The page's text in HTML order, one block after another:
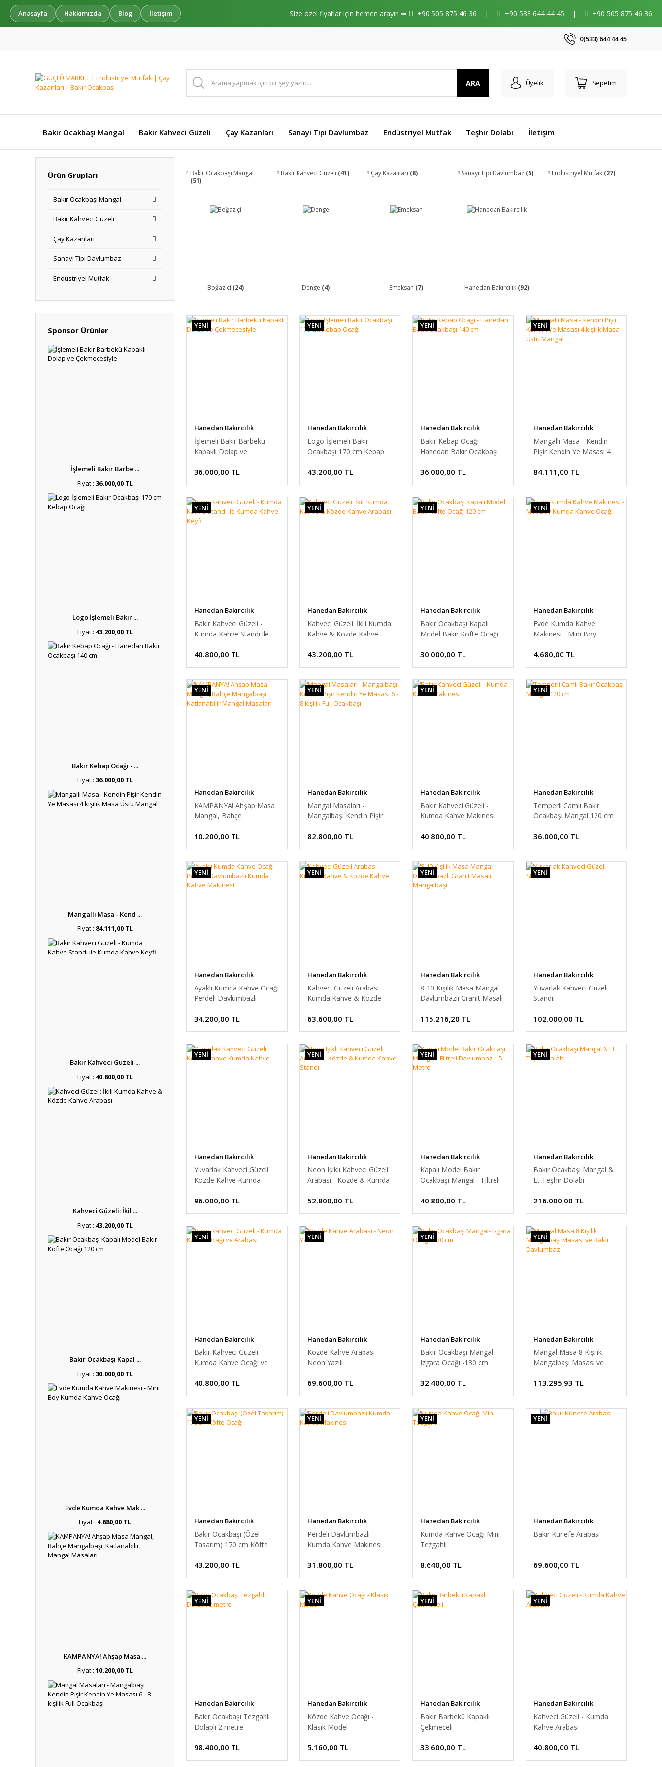
Anasayfa Hakkımızda Blog İletişim Size özel fiyatlar için hemen arayın ⇒ +90 505 875 46 36 | +90 533 644 44 45 | +90 505 875 46 36
0(533) 644 44 45
ARA Üyelik Sepetim
Bakır Ocakbaşı Mangal Bakır Kahveci Güzeli Çay Kazanları Sanayi Tipi Davlumbaz Endüstriyel Mutfak Teşhir Dolabı İletişim
Ürün Grupları
Bakır Ocakbaşı Mangal
Bakır Kahveci Güzeli
Çay Kazanları
Sanayi Tipi Davlumbaz
Endüstriyel Mutfak
Sponsor Ürünler
İşlemeli Bakır Barbe ...
Fiyat : 36.000,00 TL
Logo İşlemeli Bakır ...
Fiyat : 43.200,00 TL
Bakır Kebap Ocağı - ...
Fiyat : 36.000,00 TL
Mangallı Masa - Kend ...
Fiyat : 84.111,00 TL
Bakır Kahveci Güzeli ...
Fiyat : 40.800,00 TL
Kahveci Güzeli: İkil ...
Fiyat : 43.200,00 TL
Bakır Ocakbaşı Kapal ...
Fiyat : 30.000,00 TL
Evde Kumda Kahve Mak ...
Fiyat : 4.680,00 TL
KAMPANYA! Ahşap Masa ...
Fiyat : 10.200,00 TL
Bakır Ocakbaşı Mangal
(51)
Bakır Kahveci Güzeli (41) Çay Kazanları (8) Sanayi Tipi Davlumbaz (5) Endüstriyel Mutfak (27)
Boğaziçi (24) Denge (4) Emeksan (7) Hanedan Bakırcılık (92)
YENİ
Hanedan Bakırcılık
İşlemeli Bakır Barbekü
Kapaklı Dolap ve
36.000,00 TL
YENİ
Hanedan Bakırcılık
Logo İşlemeli Bakır
Ocakbaşı 170 cm Kebap
43.200,00 TL
YENİ
Hanedan Bakırcılık
Bakır Kebap Ocağı -
Hanedan Bakır Ocakbaşı
36.000,00 TL
YENİ
Hanedan Bakırcılık
Mangallı Masa - Kendin
Pişir Kendin Ye Masası 4
84.111,00 TL
YENİ
Hanedan Bakırcılık
Bakır Kahveci Güzeli -
Kumda Kahve Standı ile
40.800,00 TL
YENİ
Hanedan Bakırcılık
Kahveci Güzeli: İkili Kumda
Kahve & Közde Kahve
43.200,00 TL
YENİ
Hanedan Bakırcılık
Bakır Ocakbaşı Kapalı
Model Bakır Köfte Ocağı
30.000,00 TL
YENİ
Hanedan Bakırcılık
Evde Kumda Kahve
Makinesi - Mini Boy
4.680,00 TL
YENİ
Hanedan Bakırcılık
KAMPANYA! Ahşap Masa
Mangal, Bahçe
Mangal Masaları
10.200,00 TL
YENİ
Hanedan Bakırcılık
Mangal Masaları -
Mangalbaşı Kendin Pişir
kişilik Full Ocakbaşı
82.800,00 TL
YENİ
Hanedan Bakırcılık
Bakır Kahveci Güzeli -
Kumda Kahve Makinesi
40.800,00 TL
YENİ
Hanedan Bakırcılık
Temperli Camlı Bakır
Ocakbaşı Mangal 120 cm
36.000,00 TL
YENİ
Hanedan Bakırcılık
Ayaklı Kumda Kahve Ocağı
Perdeli Davlumbazlı
34.200,00 TL
YENİ
Hanedan Bakırcılık
Kahveci Güzeli Arabası -
Kumda Kahve & Közde
63.600,00 TL
YENİ
Hanedan Bakırcılık
8-10 Kişilik Masa Mangal
Davlumbazlı Granit Masalı
115.216,20 TL
YENİ
Hanedan Bakırcılık
Yuvarlak Kahveci Güzeli
Standıı
102.000,00 TL
YENİ
Hanedan Bakırcılık
Yuvarlak Kahveci Güzeli
Közde Kahve Kumda
96.000,00 TL
YENİ
Hanedan Bakırcılık
Neon Işıklı Kahveci Güzeli
Arabası - Közde & Kumda
52.800,00 TL
YENİ
Hanedan Bakırcılık
Kapalı Model Bakır
Ocakbaşı Mangal - Filtreli
40.800,00 TL
YENİ
Hanedan Bakırcılık
Bakır Ocakbaşı Mangal &
Et Teşhir Dolabı
216.000,00 TL
YENİ
Hanedan Bakırcılık
Bakır Kahveci Güzeli -
Kumda Kahve Ocağı ve
40.800,00 TL
YENİ
Hanedan Bakırcılık
Közde Kahve Arabası -
Neon Yazılı
69.600,00 TL
YENİ
Hanedan Bakırcılık
Bakır Ocakbaşı Mangal-
Izgara Ocağı -130 cm.
32.400,00 TL
YENİ
Hanedan Bakırcılık
Mangal Masa 8 Kişilik
Mangalbaşı Masası ve
113.295,93 TL
YENİ
Hanedan Bakırcılık
Bakır Ocakbaşı (Özel
Tasarım) 170 cm Köfte
43.200,00 TL
YENİ
Hanedan Bakırcılık
Perdeli Davlumbazlı
Kumda Kahve Makinesi
31.800,00 TL
YENİ
Hanedan Bakırcılık
Kumda Kahve Ocağı Mini
Tezgahlı
8.640,00 TL
YENİ
Hanedan Bakırcılık
Bakır Künefe Arabası
69.600,00 TL
YENİ
Hanedan Bakırcılık
Bakır Ocakbaşı Tezgahlı
Dolaplı 2 metre
98.400,00 TL
YENİ
Hanedan Bakırcılık
Közde Kahve Ocağı -
Klasik Model
5.160,00 TL
YENİ
Hanedan Bakırcılık
Bakır Barbekü Kapaklı
Çekmeceli
33.600,00 TL
YENİ
Hanedan Bakırcılık
Kahveci Güzeli - Kumda
Kahve Arabası
40.800,00 TL